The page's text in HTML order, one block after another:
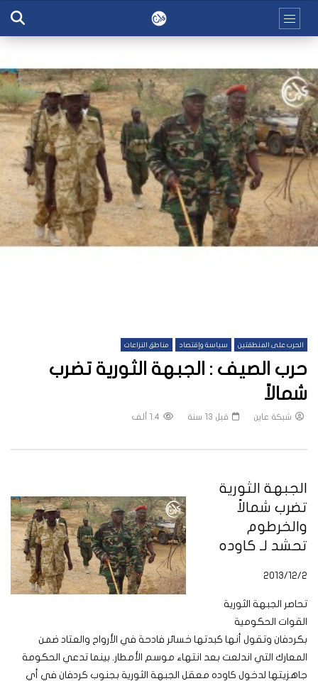
الحرب على المنطقتين سياسة وإقتصاد مناطق النزاعات
حرب الصيف : الجبهة الثورية تضرب
شمالاً
شبكة عاين قبل 13 سنة 1.4 ألف
الجبهة الثورية
تضرب شمالاً
والخرطوم
تحشد لـ كاوده
2013/12/2
تحاصر الجبهة الثورية
القوات الحكومية
بكردفان وتقول أنها كبدتها خسائر فادحة في الأرواح والعتاد ضمن
المعارك التي اندلعت بعد انتهاء موسم الأمطار. بينما تدعي الحكومة
جاهزيتها لدخول كاوده معقل الجبهة الثورية بجنوب كردفان في أي